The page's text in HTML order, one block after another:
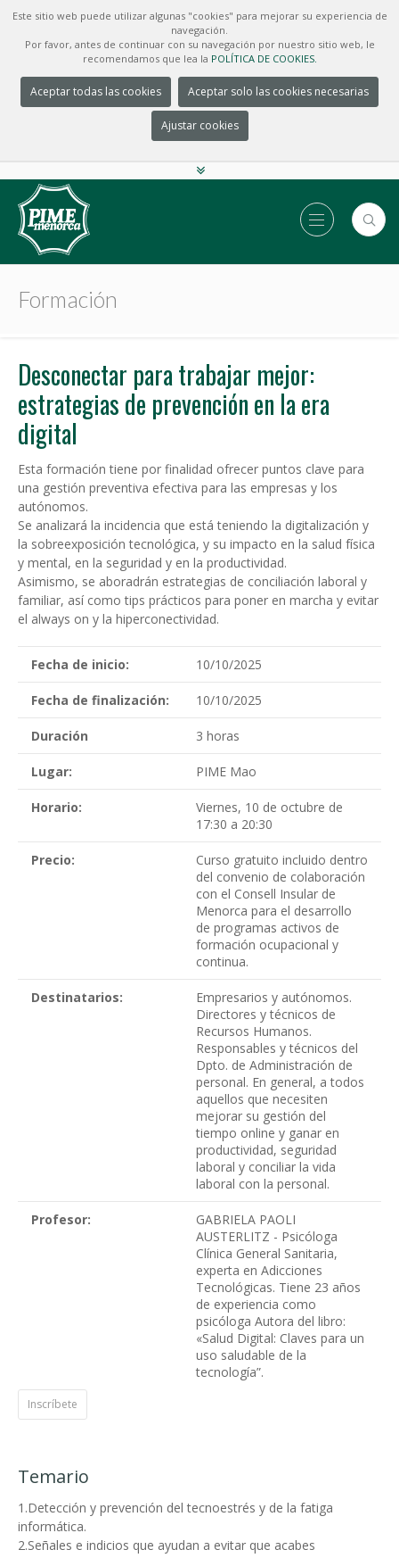
Este sitio web puede utilizar algunas "cookies" para mejorar su experiencia de
navegación.
Por favor, antes de continuar con su navegación por nuestro sitio web, le
recomendamos que lea la POLÍTICA DE COOKIES.
Aceptar todas las cookies Aceptar solo las cookies necesarias
Ajustar cookies
Formación
Desconectar para trabajar mejor:
estrategias de prevención en la era
digital
Esta formación tiene por finalidad ofrecer puntos clave para
una gestión preventiva efectiva para las empresas y los
autónomos.
Se analizará la incidencia que está teniendo la digitalización y
la sobreexposición tecnológica, y su impacto en la salud física
y mental, en la seguridad y en la productividad.
Asimismo, se aboradrán estrategias de conciliación laboral y
familiar, así como tips prácticos para poner en marcha y evitar
el always on y la hiperconectividad.
Fecha de inicio: 10/10/2025
Fecha de finalización: 10/10/2025
Duración 3 horas
Lugar: PIME Mao
Horario:
Viernes, 10 de octubre de
17:30 a 20:30
Precio:
Curso gratuito incluido dentro
del convenio de colaboración
con el Consell Insular de
Menorca para el desarrollo
de programas activos de
formación ocupacional y
continua.
Destinatarios:
Empresarios y autónomos.
Directores y técnicos de
Recursos Humanos.
Responsables y técnicos del
Dpto. de Administración de
personal. En general, a todos
aquellos que necesiten
mejorar su gestión del
tiempo online y ganar en
productividad, seguridad
laboral y conciliar la vida
laboral con la personal.
Profesor:
GABRIELA PAOLI
AUSTERLITZ - Psicóloga
Clínica General Sanitaria,
experta en Adicciones
Tecnológicas. Tiene 23 años
de experiencia como
psicóloga Autora del libro:
«Salud Digital: Claves para un
uso saludable de la
tecnología”.
Inscríbete
Temario
1.Detección y prevención del tecnoestrés y de la fatiga
informática.
2.Señales e indicios que ayudan a evitar que acabes